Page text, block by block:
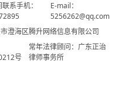
系手机：
E-mail：
5256262@qq.com
澄海区腾升网络信息有限公司
号
常年法律顾问：广东正治
律师事务所